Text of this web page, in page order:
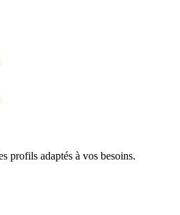
profils adaptés à vos besoins.